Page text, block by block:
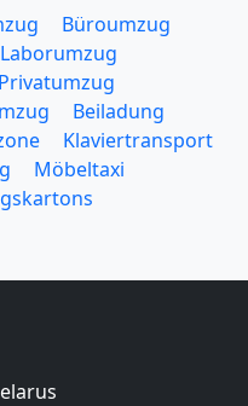
Büroumzug
Laborumzug
Privatumzug
Beiladung
Klaviertransport
Möbeltaxi